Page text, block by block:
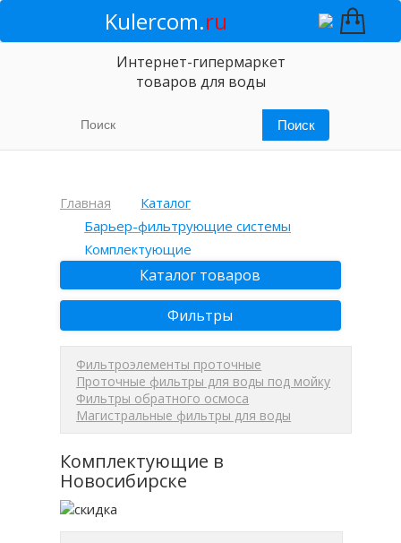
Kulercom.ru
Интернет-гипермаркет
товаров для воды
Главная
Каталог
Барьер-фильтрующие системы
Комплектующие
Каталог товаров
Фильтры
Фильтроэлементы проточные
Проточные фильтры для воды под мойку
Фильтры обратного осмоса
Магистральные фильтры для воды
Комплектующие в
Новосибирске